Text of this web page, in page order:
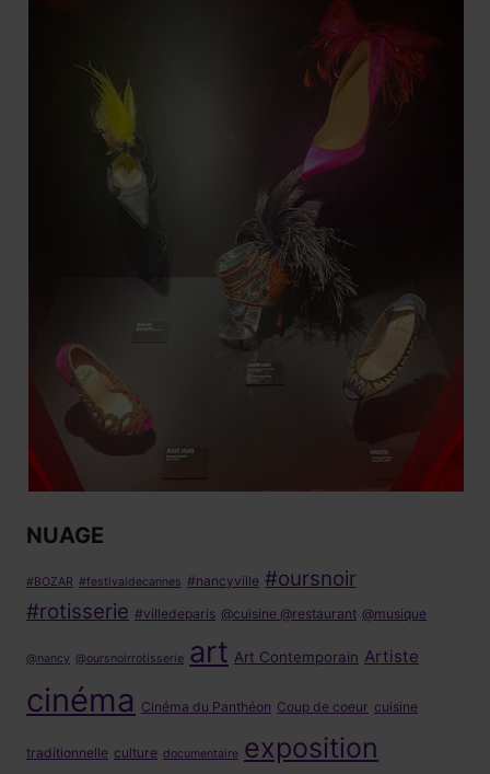
NUAGE
#BOZAR #festivaldecannes #nancyville #oursnoir
#rotisserie #villedeparis @cuisine @restaurant @musique
@nancy @oursnoirrotisserie art Art Contemporain Artiste
cinéma Cinéma du Panthéon Coup de coeur cuisine
traditionnelle culture documentaire exposition